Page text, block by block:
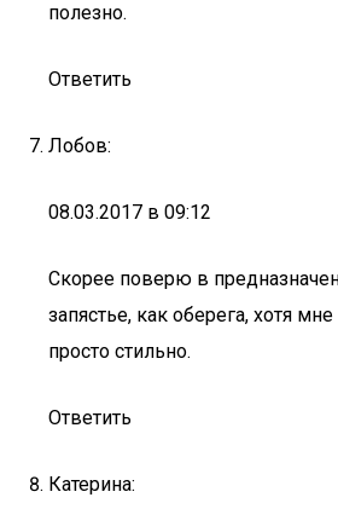
полезно.
Ответить
Лобов:
08.03.2017 в 09:12
Скорее поверю в
запястье, как оберега, хотя
просто стильно.
Ответить
Катерина: